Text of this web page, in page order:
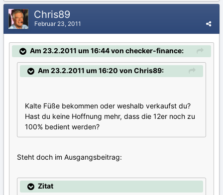
Chris89
Februar 23, 2011
Am 23.2.2011 um 16:44 von checker-finance:
Am 23.2.2011 um 16:20 von Chris89:
Kalte Füße bekommen oder weshalb verkaufst du?
Hast du keine Hoffnung mehr, dass die 12er noch zu
100% bedient werden?
Steht doch im Ausgangsbeitrag:
Zitat